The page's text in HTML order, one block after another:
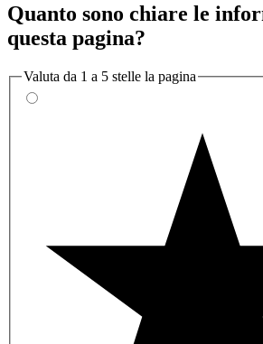
Quanto sono chiare le
questa pagina?
Valuta da 1 a 5 stelle la pagina